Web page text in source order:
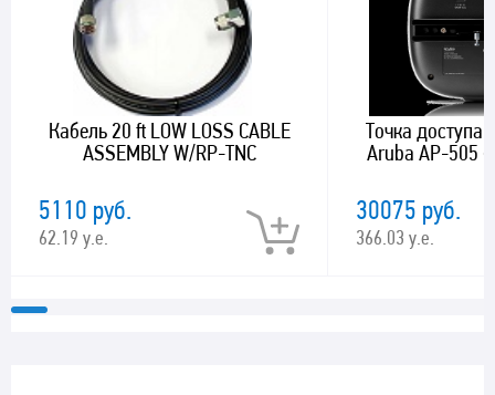
Кабель 20 ft LOW LOSS CABLE
ASSEMBLY W/RP-TNC
5110 руб.
62.19 у.е.
Точка доступа
Aruba AP-505
30075 руб.
366.03 у.е.